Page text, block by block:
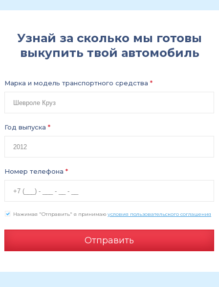
Узнай за сколько мы готовы
выкупить твой автомобиль
Марка и модель транспортного средства *
Год выпуска *
Номер телефона *
Отправить
Нажимая "Отправить" я принимаю условия пользовательского соглашения